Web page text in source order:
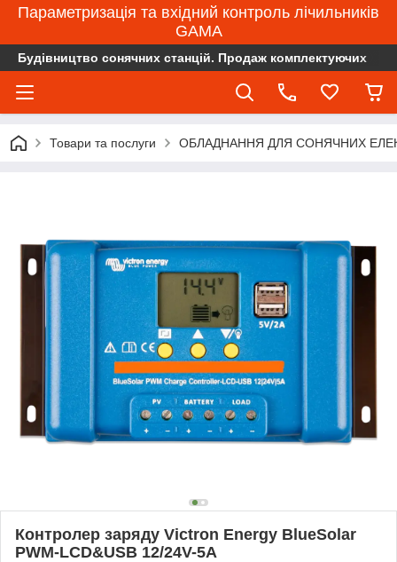
Параметризація та вхідний контроль лічильників
GAMA
Будівництво сонячних станцій. Продаж комплектуючих
Товари та послуги ОБЛАДНАННЯ ДЛЯ СОНЯЧНИХ
Контролер заряду Victron Energy BlueSolar
PWM-LCD&USB 12/24V-5A